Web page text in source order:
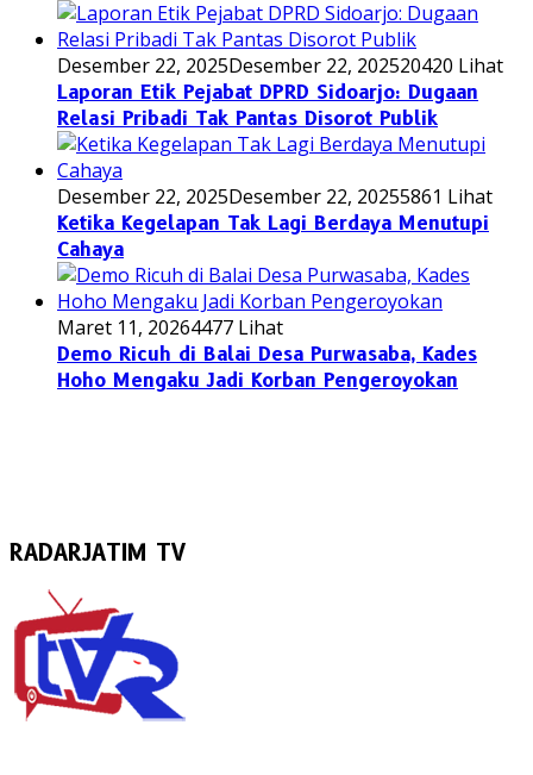
Desember 22, 2025Desember 22, 202520420 Lihat
Laporan Etik Pejabat DPRD Sidoarjo: Dugaan
Relasi Pribadi Tak Pantas Disorot Publik
Desember 22, 2025Desember 22, 20255861 Lihat
Ketika Kegelapan Tak Lagi Berdaya Menutupi
Cahaya
Maret 11, 20264477 Lihat
Demo Ricuh di Balai Desa Purwasaba, Kades
Hoho Mengaku Jadi Korban Pengeroyokan
RADARJATIM TV